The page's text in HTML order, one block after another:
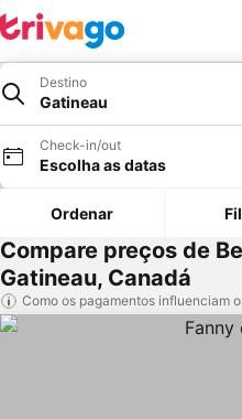
Destino
Gatineau
Check-in/out
Escolha as datas
Ordenar
Compare preços de
Gatineau, Canadá
Como os pagamentos influenciam